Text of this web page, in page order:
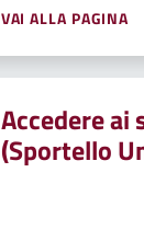
VAI ALLA PAGINA
Accedere ai
(Sportello